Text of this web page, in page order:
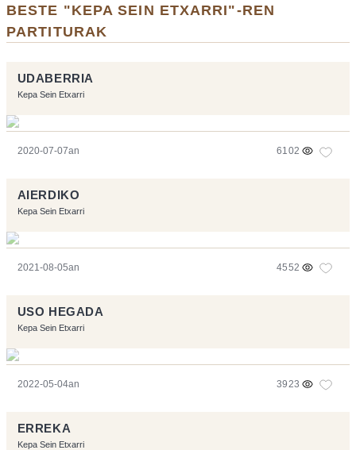
BESTE "KEPA SEIN ETXARRI"-REN
PARTITURAK
UDABERRIA
Kepa Sein Etxarri
2020-07-07an 6102
AIERDIKO
Kepa Sein Etxarri
2021-08-05an 4552
USO HEGADA
Kepa Sein Etxarri
2022-05-04an 3923
ERREKA
Kepa Sein Etxarri